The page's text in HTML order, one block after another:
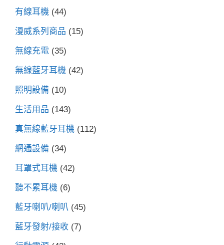
有線耳機 (44)
漫威系列商品 (15)
無線充電 (35)
無線藍牙耳機 (42)
照明設備 (10)
生活用品 (143)
真無線藍牙耳機 (112)
網通設備 (34)
耳罩式耳機 (42)
聽不累耳機 (6)
藍牙喇叭/喇叭 (45)
藍牙發射/接收 (7)